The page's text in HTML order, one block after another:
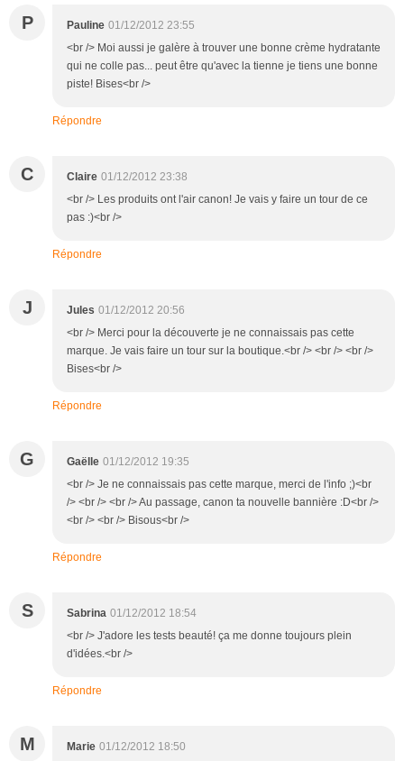
P Pauline 01/12/2012 23:55
<br /> Moi aussi je galère à trouver une bonne crème hydratante
qui ne colle pas... peut être qu'avec la tienne je tiens une bonne
piste! Bises<br />
Répondre
C Claire 01/12/2012 23:38
<br /> Les produits ont l'air canon! Je vais y faire un tour de ce
pas :)<br />
Répondre
J Jules 01/12/2012 20:56
<br /> Merci pour la découverte je ne connaissais pas cette
marque. Je vais faire un tour sur la boutique.<br /> <br /> <br />
Bises<br />
Répondre
G Gaëlle 01/12/2012 19:35
<br /> Je ne connaissais pas cette marque, merci de l'info ;)<br
/> <br /> <br /> Au passage, canon ta nouvelle bannière :D<br />
<br /> <br /> Bisous<br />
Répondre
S Sabrina 01/12/2012 18:54
<br /> J'adore les tests beauté! ça me donne toujours plein
d'idées.<br />
Répondre
M Marie 01/12/2012 18:50